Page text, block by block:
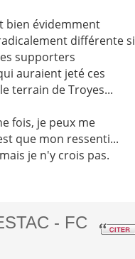
bien évidemment
différente si
supporters
auraient jeté ces
terrain de Troyes...
fois, je peux me
que mon ressenti...
je n'y crois pas.
- FC